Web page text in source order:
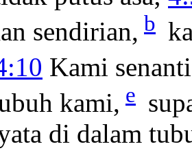
sendirian, b
Kami
kami, e
di dalam